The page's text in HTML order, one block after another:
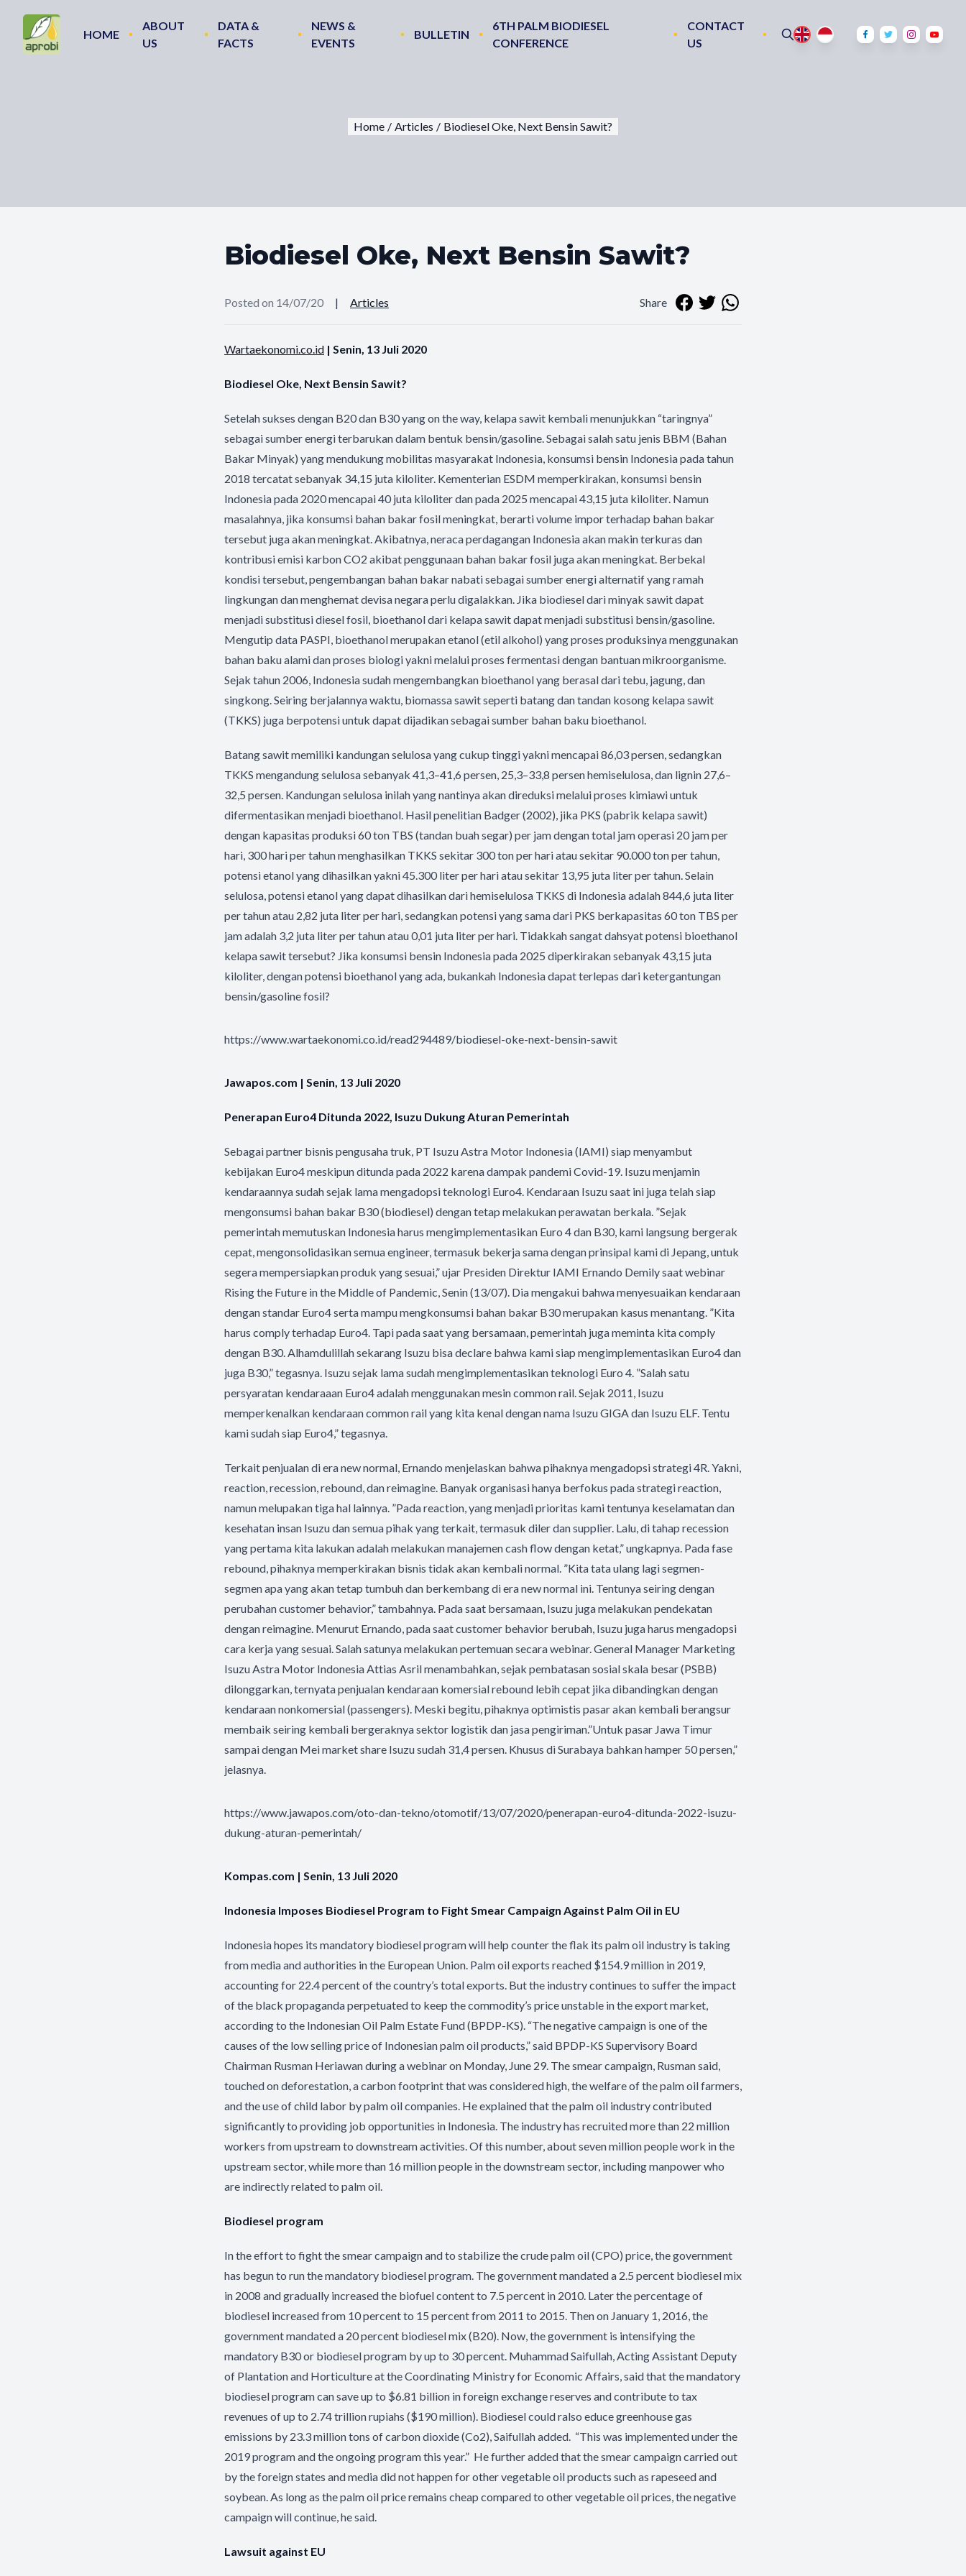
HOME
ABOUT
US
DATA &
FACTS
NEWS &
EVENTS
BULLETIN
6TH PALM BIODIESEL
CONFERENCE
CONTACT
US
Home / Articles / Biodiesel Oke, Next Bensin Sawit?
Biodiesel Oke, Next Bensin Sawit?
Posted on 14/07/20 | Articles Share
Wartaekonomi.co.id | Senin, 13 Juli 2020
Biodiesel Oke, Next Bensin Sawit?
Setelah sukses dengan B20 dan B30 yang on the way, kelapa sawit kembali menunjukkan “taringnya”
sebagai sumber energi terbarukan dalam bentuk bensin/gasoline. Sebagai salah satu jenis BBM (Bahan
Bakar Minyak) yang mendukung mobilitas masyarakat Indonesia, konsumsi bensin Indonesia pada tahun
2018 tercatat sebanyak 34,15 juta kiloliter. Kementerian ESDM memperkirakan, konsumsi bensin
Indonesia pada 2020 mencapai 40 juta kiloliter dan pada 2025 mencapai 43,15 juta kiloliter. Namun
masalahnya, jika konsumsi bahan bakar fosil meningkat, berarti volume impor terhadap bahan bakar
tersebut juga akan meningkat. Akibatnya, neraca perdagangan Indonesia akan makin terkuras dan
kontribusi emisi karbon CO2 akibat penggunaan bahan bakar fosil juga akan meningkat. Berbekal
kondisi tersebut, pengembangan bahan bakar nabati sebagai sumber energi alternatif yang ramah
lingkungan dan menghemat devisa negara perlu digalakkan. Jika biodiesel dari minyak sawit dapat
menjadi substitusi diesel fosil, bioethanol dari kelapa sawit dapat menjadi substitusi bensin/gasoline.
Mengutip data PASPI, bioethanol merupakan etanol (etil alkohol) yang proses produksinya menggunakan
bahan baku alami dan proses biologi yakni melalui proses fermentasi dengan bantuan mikroorganisme.
Sejak tahun 2006, Indonesia sudah mengembangkan bioethanol yang berasal dari tebu, jagung, dan
singkong. Seiring berjalannya waktu, biomassa sawit seperti batang dan tandan kosong kelapa sawit
(TKKS) juga berpotensi untuk dapat dijadikan sebagai sumber bahan baku bioethanol.
Batang sawit memiliki kandungan selulosa yang cukup tinggi yakni mencapai 86,03 persen, sedangkan
TKKS mengandung selulosa sebanyak 41,3–41,6 persen, 25,3–33,8 persen hemiselulosa, dan lignin 27,6–
32,5 persen. Kandungan selulosa inilah yang nantinya akan direduksi melalui proses kimiawi untuk
difermentasikan menjadi bioethanol. Hasil penelitian Badger (2002), jika PKS (pabrik kelapa sawit)
dengan kapasitas produksi 60 ton TBS (tandan buah segar) per jam dengan total jam operasi 20 jam per
hari, 300 hari per tahun menghasilkan TKKS sekitar 300 ton per hari atau sekitar 90.000 ton per tahun,
potensi etanol yang dihasilkan yakni 45.300 liter per hari atau sekitar 13,95 juta liter per tahun. Selain
selulosa, potensi etanol yang dapat dihasilkan dari hemiselulosa TKKS di Indonesia adalah 844,6 juta liter
per tahun atau 2,82 juta liter per hari, sedangkan potensi yang sama dari PKS berkapasitas 60 ton TBS per
jam adalah 3,2 juta liter per tahun atau 0,01 juta liter per hari. Tidakkah sangat dahsyat potensi bioethanol
kelapa sawit tersebut? Jika konsumsi bensin Indonesia pada 2025 diperkirakan sebanyak 43,15 juta
kiloliter, dengan potensi bioethanol yang ada, bukankah Indonesia dapat terlepas dari ketergantungan
bensin/gasoline fosil?
https://www.wartaekonomi.co.id/read294489/biodiesel-oke-next-bensin-sawit
Jawapos.com | Senin, 13 Juli 2020
Penerapan Euro4 Ditunda 2022, Isuzu Dukung Aturan Pemerintah
Sebagai partner bisnis pengusaha truk, PT Isuzu Astra Motor Indonesia (IAMI) siap menyambut
kebijakan Euro4 meskipun ditunda pada 2022 karena dampak pandemi Covid-19. Isuzu menjamin
kendaraannya sudah sejak lama mengadopsi teknologi Euro4. Kendaraan Isuzu saat ini juga telah siap
mengonsumsi bahan bakar B30 (biodiesel) dengan tetap melakukan perawatan berkala. ”Sejak
pemerintah memutuskan Indonesia harus mengimplementasikan Euro 4 dan B30, kami langsung bergerak
cepat, mengonsolidasikan semua engineer, termasuk bekerja sama dengan prinsipal kami di Jepang, untuk
segera mempersiapkan produk yang sesuai,” ujar Presiden Direktur IAMI Ernando Demily saat webinar
Rising the Future in the Middle of Pandemic, Senin (13/07). Dia mengakui bahwa menyesuaikan kendaraan
dengan standar Euro4 serta mampu mengkonsumsi bahan bakar B30 merupakan kasus menantang. ”Kita
harus comply terhadap Euro4. Tapi pada saat yang bersamaan, pemerintah juga meminta kita comply
dengan B30. Alhamdulillah sekarang Isuzu bisa declare bahwa kami siap mengimplementasikan Euro4 dan
juga B30,” tegasnya. Isuzu sejak lama sudah mengimplementasikan teknologi Euro 4. ”Salah satu
persyaratan kendaraaan Euro4 adalah menggunakan mesin common rail. Sejak 2011, Isuzu
memperkenalkan kendaraan common rail yang kita kenal dengan nama Isuzu GIGA dan Isuzu ELF. Tentu
kami sudah siap Euro4,” tegasnya.
Terkait penjualan di era new normal, Ernando menjelaskan bahwa pihaknya mengadopsi strategi 4R. Yakni,
reaction, recession, rebound, dan reimagine. Banyak organisasi hanya berfokus pada strategi reaction,
namun melupakan tiga hal lainnya. ”Pada reaction, yang menjadi prioritas kami tentunya keselamatan dan
kesehatan insan Isuzu dan semua pihak yang terkait, termasuk diler dan supplier. Lalu, di tahap recession
yang pertama kita lakukan adalah melakukan manajemen cash flow dengan ketat,” ungkapnya. Pada fase
rebound, pihaknya memperkirakan bisnis tidak akan kembali normal. ”Kita tata ulang lagi segmen-
segmen apa yang akan tetap tumbuh dan berkembang di era new normal ini. Tentunya seiring dengan
perubahan customer behavior,” tambahnya. Pada saat bersamaan, Isuzu juga melakukan pendekatan
dengan reimagine. Menurut Ernando, pada saat customer behavior berubah, Isuzu juga harus mengadopsi
cara kerja yang sesuai. Salah satunya melakukan pertemuan secara webinar. General Manager Marketing
Isuzu Astra Motor Indonesia Attias Asril menambahkan, sejak pembatasan sosial skala besar (PSBB)
dilonggarkan, ternyata penjualan kendaraan komersial rebound lebih cepat jika dibandingkan dengan
kendaraan nonkomersial (passengers). Meski begitu, pihaknya optimistis pasar akan kembali berangsur
membaik seiring kembali bergeraknya sektor logistik dan jasa pengiriman.”Untuk pasar Jawa Timur
sampai dengan Mei market share Isuzu sudah 31,4 persen. Khusus di Surabaya bahkan hamper 50 persen,”
jelasnya.
https://www.jawapos.com/oto-dan-tekno/otomotif/13/07/2020/penerapan-euro4-ditunda-2022-isuzu-
dukung-aturan-pemerintah/
Kompas.com | Senin, 13 Juli 2020
Indonesia Imposes Biodiesel Program to Fight Smear Campaign Against Palm Oil in EU
Indonesia hopes its mandatory biodiesel program will help counter the flak its palm oil industry is taking
from media and authorities in the European Union. Palm oil exports reached $154.9 million in 2019,
accounting for 22.4 percent of the country’s total exports. But the industry continues to suffer the impact
of the black propaganda perpetuated to keep the commodity’s price unstable in the export market,
according to the Indonesian Oil Palm Estate Fund (BPDP-KS). “The negative campaign is one of the
causes of the low selling price of Indonesian palm oil products,” said BPDP-KS Supervisory Board
Chairman Rusman Heriawan during a webinar on Monday, June 29. The smear campaign, Rusman said,
touched on deforestation, a carbon footprint that was considered high, the welfare of the palm oil farmers,
and the use of child labor by palm oil companies. He explained that the palm oil industry contributed
significantly to providing job opportunities in Indonesia. The industry has recruited more than 22 million
workers from upstream to downstream activities. Of this number, about seven million people work in the
upstream sector, while more than 16 million people in the downstream sector, including manpower who
are indirectly related to palm oil.
Biodiesel program
In the effort to fight the smear campaign and to stabilize the crude palm oil (CPO) price, the government
has begun to run the mandatory biodiesel program. The government mandated a 2.5 percent biodiesel mix
in 2008 and gradually increased the biofuel content to 7.5 percent in 2010. Later the percentage of
biodiesel increased from 10 percent to 15 percent from 2011 to 2015. Then on January 1, 2016, the
government mandated a 20 percent biodiesel mix (B20). Now, the government is intensifying the
mandatory B30 or biodiesel program by up to 30 percent. Muhammad Saifullah, Acting Assistant Deputy
of Plantation and Horticulture at the Coordinating Ministry for Economic Affairs, said that the mandatory
biodiesel program can save up to $6.81 billion in foreign exchange reserves and contribute to tax
revenues of up to 2.74 trillion rupiahs ($190 million). Biodiesel could ralso educe greenhouse gas
emissions by 23.3 million tons of carbon dioxide (Co2), Saifullah added. “This was implemented under the
2019 program and the ongoing program this year.” He further added that the smear campaign carried out
by the foreign states and media did not happen for other vegetable oil products such as rapeseed and
soybean. As long as the palm oil price remains cheap compared to other vegetable oil prices, the negative
campaign will continue, he said.
Lawsuit against EU